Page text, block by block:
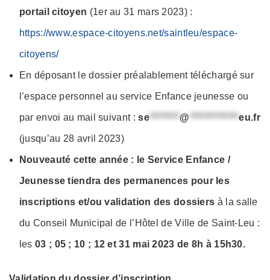
portail citoyen (1er au 31 mars 2023) :
https://www.espace-citoyens.net/saintleu/espace-
citoyens/
En déposant le dossier préalablement téléchargé sur
l’espace personnel au service Enfance jeunesse ou
par envoi au mail suivant :se********@ *************eu.fr
(jusqu’au 28 avril 2023)
Nouveauté cette année : le Service Enfance /
Jeunesse tiendra des permanences pour les
inscriptions et/ou validation des dossiers à la salle
du Conseil Municipal de l’Hôtel de Ville de Saint-Leu :
les 03 ; 05 ; 10 ; 12 et 31 mai 2023 de 8h à 15h30.